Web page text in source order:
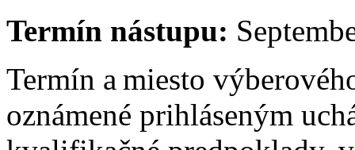
Termín nástupu:
Termín a miesto
oznámené prihláseným